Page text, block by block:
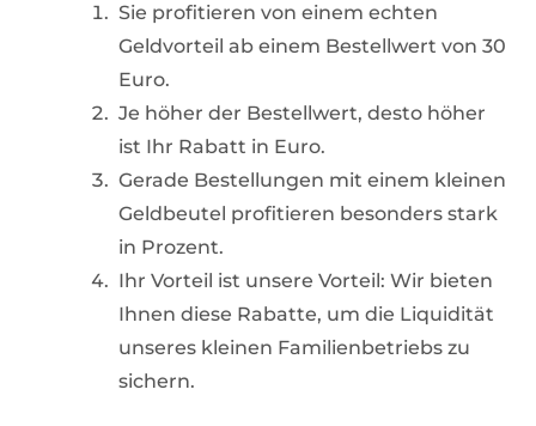
Sie profitieren von einem echten
Geldvorteil ab einem Bestellwert von 30
Euro.
Je höher der Bestellwert, desto höher
ist Ihr Rabatt in Euro.
Gerade Bestellungen mit einem kleinen
Geldbeutel profitieren besonders stark
in Prozent.
Ihr Vorteil ist unsere Vorteil: Wir bieten
Ihnen diese Rabatte, um die Liquidität
unseres kleinen Familienbetriebs zu
sichern.